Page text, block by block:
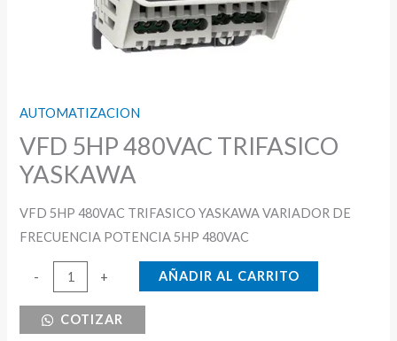
AUTOMATIZACION
VFD 5HP 480VAC TRIFASICO
YASKAWA
VFD 5HP 480VAC TRIFASICO YASKAWA VARIADOR DE
FRECUENCIA POTENCIA 5HP 480VAC
-
480VAC
+ AÑADIR AL CARRITO
COTIZAR